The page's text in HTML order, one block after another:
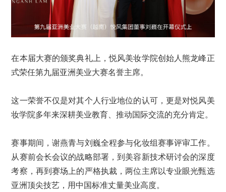
在本届大赛的颁奖典礼上，悦风美妆学院创始人熊龙峰正
式荣任第九届亚洲美业大赛名誉主席。
这一荣誉不仅是对其个人行业地位的认可，更是对悦风美
妆学院多年来深耕美业教育、推动国际交流的充分肯定。
赛事期间，谢燕青与刘巍全程参与化妆组赛事评审工作。
从赛前会长会议的战略部署，到美容新技术研讨会的深度
考察，再到赛场上的严格执裁，两位主席以专业眼光甄选
亚洲顶尖技艺，用中国标准丈量美业高度。